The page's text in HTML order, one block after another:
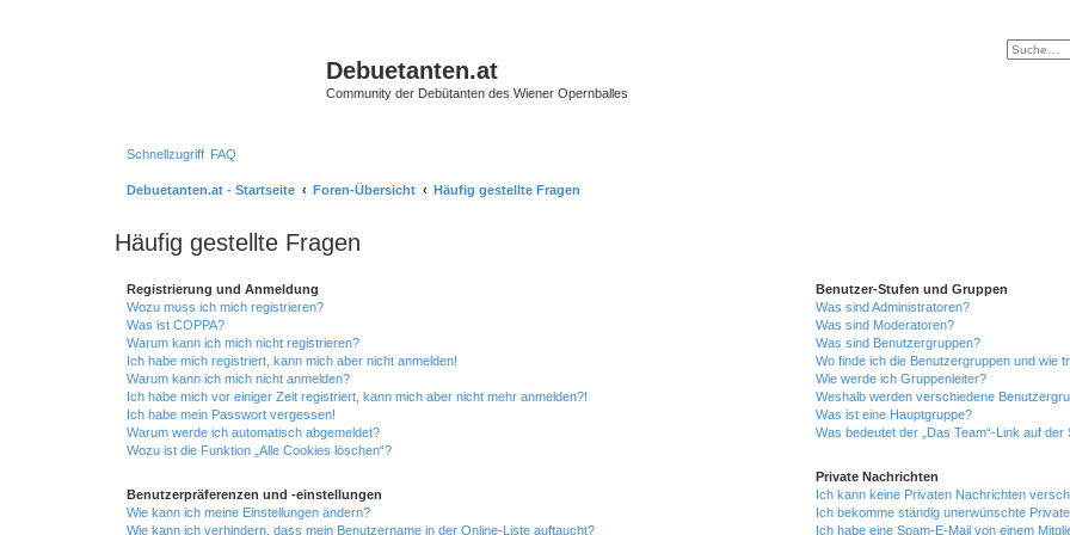
Debuetanten.at
Community der Debütanten des Wiener Opernballes
Schnellzugriff FAQ
Debuetanten.at - Startseite Foren-Übersicht
Häufig gestellte Fragen
Häufig gestellte Fragen
Registrierung und Anmeldung
Wozu muss ich mich registrieren?
Was ist COPPA?
Warum kann ich mich nicht registrieren?
Ich habe mich registriert, kann mich aber nicht anmelden!
Warum kann ich mich nicht anmelden?
Ich habe mich vor einiger Zeit registriert, kann mich aber nicht mehr anmelden?!
Ich habe mein Passwort vergessen!
Warum werde ich automatisch abgemeldet?
Wozu ist die Funktion „Alle Cookies löschen“?
Benutzerpräferenzen und -einstellungen
Wie kann ich meine Einstellungen ändern?
Wie kann ich verhindern, dass mein Benutzername in der Online-Liste auftaucht?
Benutzer-Stufen und Gruppen
Was sind Administratoren?
Was sind Moderatoren?
Was sind Benutzergruppen?
Wo finde ich die Benutzergruppen und wie
Wie werde ich Gruppenleiter?
Weshalb werden verschiedene
Was ist eine Hauptgruppe?
Was bedeutet der „Das Team“-Link auf der
Private Nachrichten
Ich kann keine Privaten Nachrichten
Ich bekomme ständig unerwünschte
Ich habe eine Spam-E-Mail von einem